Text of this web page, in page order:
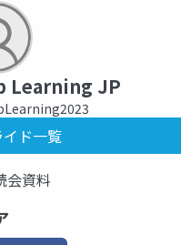
Learning JP
イド一覧
会資料